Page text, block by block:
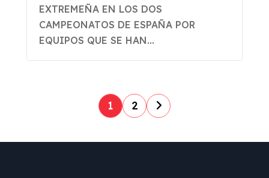
EXTREMEÑA EN LOS DOS
CAMPEONATOS DE ESPAÑA POR
EQUIPOS QUE SE HAN...
P
a
g
1 2